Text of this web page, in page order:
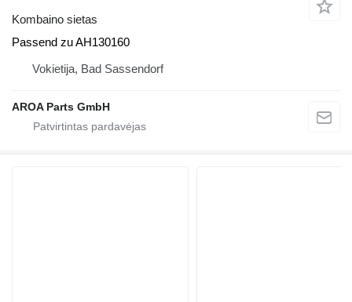
Kombaino sietas
Passend zu AH130160
Vokietija, Bad Sassendorf
AROA Parts GmbH